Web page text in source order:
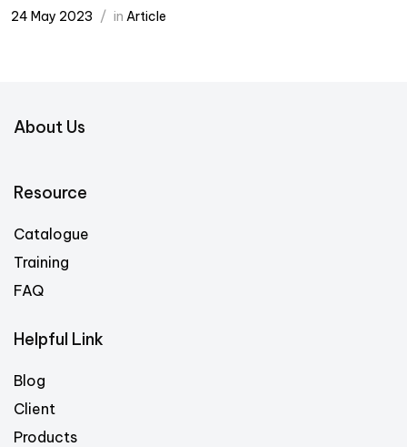
24 May 2023 in Article
About Us
Resource
Catalogue
Training
FAQ
Helpful Link
Blog
Client
Products